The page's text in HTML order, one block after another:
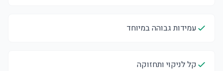
עמידות גבוהה במיוחד
קל לניקוי ותחזוקה